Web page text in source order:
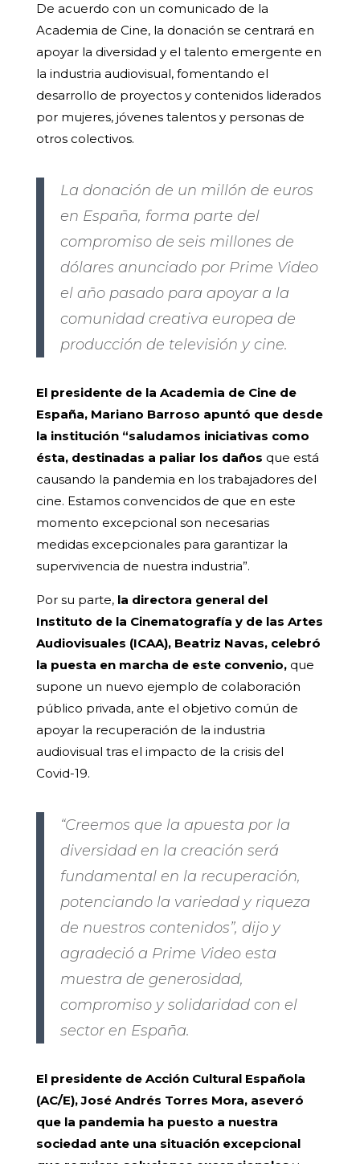
De acuerdo con un comunicado de la
Academia de Cine, la donación se centrará en
apoyar la diversidad y el talento emergente en
la industria audiovisual, fomentando el
desarrollo de proyectos y contenidos liderados
por mujeres, jóvenes talentos y personas de
otros colectivos.
La donación de un millón de euros
en España, forma parte del
compromiso de seis millones de
dólares anunciado por Prime Video
el año pasado para apoyar a la
comunidad creativa europea de
producción de televisión y cine.
El presidente de la Academia de Cine de
España, Mariano Barroso apuntó que desde
la institución “saludamos iniciativas como
ésta, destinadas a paliar los daños que está
causando la pandemia en los trabajadores del
cine. Estamos convencidos de que en este
momento excepcional son necesarias
medidas excepcionales para garantizar la
supervivencia de nuestra industria”.
Por su parte, la directora general del
Instituto de la Cinematografía y de las Artes
Audiovisuales (ICAA), Beatriz Navas, celebró
la puesta en marcha de este convenio,que
supone un nuevo ejemplo de colaboración
público privada, ante el objetivo común de
apoyar la recuperación de la industria
audiovisual tras el impacto de la crisis del
Covid-19.
“Creemos que la apuesta por la
diversidad en la creación será
fundamental en la recuperación,
potenciando la variedad y riqueza
de nuestros contenidos”, dijo y
agradeció a Prime Video esta
muestra de generosidad,
compromiso y solidaridad con el
sector en España.
El presidente de Acción Cultural Española
(AC/E), José Andrés Torres Mora, aseveró
que la pandemia ha puesto a nuestra
sociedad ante una situación excepcional